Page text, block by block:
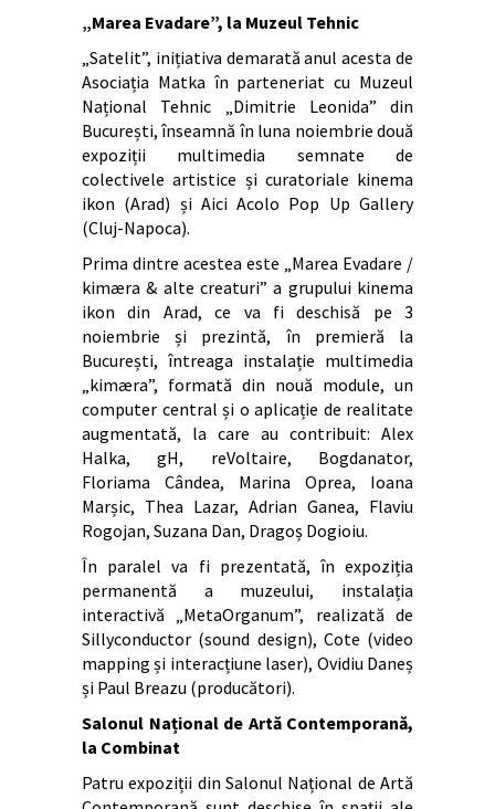
„Marea Evadare”, la Muzeul Tehnic
„Satelit”, inițiativa demarată anul acesta de
Asociația Matka în parteneriat cu Muzeul
Național Tehnic „Dimitrie Leonida” din
București, înseamnă în luna noiembrie două
expoziții multimedia semnate de
colectivele artistice și curatoriale kinema
ikon (Arad) și Aici Acolo Pop Up Gallery
(Cluj-Napoca).
Prima dintre acestea este „Marea Evadare /
kimæra & alte creaturi” a grupului kinema
ikon din Arad, ce va fi deschisă pe 3
noiembrie și prezintă, în premieră la
București, întreaga instalație multimedia
„kimæra”, formată din nouă module, un
computer central și o aplicație de realitate
augmentată, la care au contribuit: Alex
Halka, gH, reVoltaire, Bogdanator,
Floriama Cândea, Marina Oprea, Ioana
Marșic, Thea Lazar, Adrian Ganea, Flaviu
Rogojan, Suzana Dan, Dragoș Dogioiu.
În paralel va fi prezentată, în expoziția
permanentă a muzeului, instalația
interactivă „MetaOrganum”, realizată de
Sillyconductor (sound design), Cote (video
mapping și interacțiune laser), Ovidiu Daneș
și Paul Breazu (producători).
Salonul Național de Artă Contemporană,
la Combinat
Patru expoziții din Salonul Național de Artă